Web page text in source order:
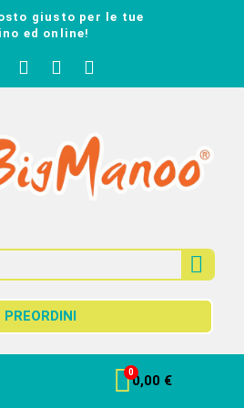
giusto per le tue
ed online!
PREORDINI
0,00 €